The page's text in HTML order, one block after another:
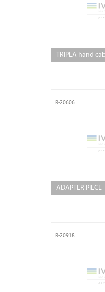
TRIPLA hand
R-20606
ADAPTER PIECE
R-20918